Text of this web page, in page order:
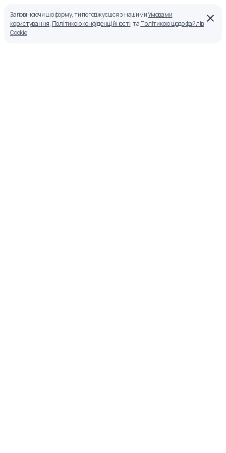
Заповнюючи цю форму, ти погоджуєшся з нашимиУмовами
користування, Політикою конфіденційності, таПолітикою щодо файлів
Cookie.